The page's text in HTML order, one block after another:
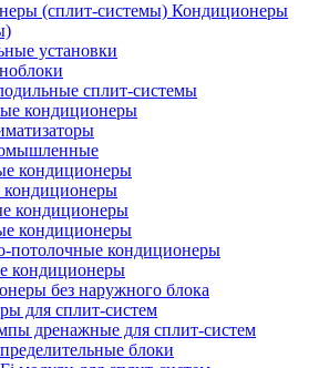
Кондиционеры
установки
сплит-системы
кондиционеры
кондиционеры
кондиционеры
кондиционеры
потолочные кондиционеры
кондиционеры
без наружного блока
для сплит-систем
дренажные для сплит-систем
блоки